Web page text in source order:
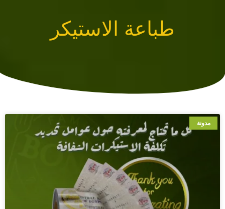
طباعة الاستيكر
مدونة